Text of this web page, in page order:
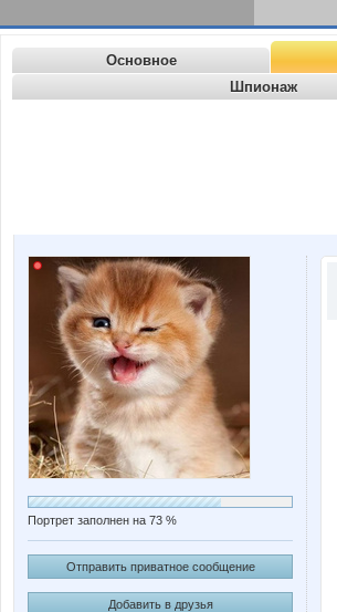
Основное
Шпионаж
Портрет заполнен на 73 %
Отправить приватное сообщение
Добавить в друзья